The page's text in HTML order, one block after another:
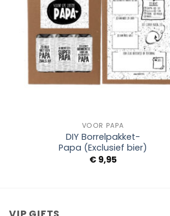
VOOR PAPA
DIY Borrelpakket-
Papa (Exclusief bier)
€9,95